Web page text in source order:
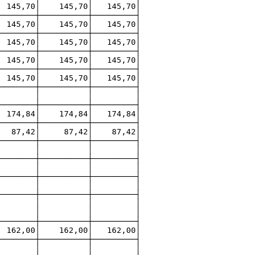
145,70│ 145,70│
145,70│ 145,70│
145,70│ 145,70│
145,70│ 145,70│
145,70│ 145,70│
│ │ │ │ │ │
174,84│ 174,84│
87,42│ 87,42│
│ │ │ │ │
│ │ │ │ │
│ │ │ │ │
│ │ │ │ │ │
│ │ │ │ │ │
162,00│ 162,00│
│ │ │ │ │ │